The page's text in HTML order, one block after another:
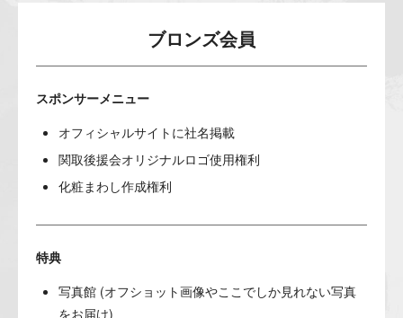
ブロンズ会員
スポンサーメニュー
オフィシャルサイトに社名掲載
関取後援会オリジナルロゴ使用権利
化粧まわし作成権利
特典
写真館 (オフショット画像やここでしか見れない写真
をお届け)